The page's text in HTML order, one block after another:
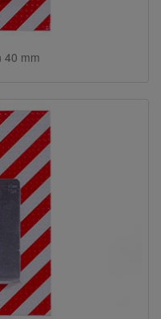
40 mm